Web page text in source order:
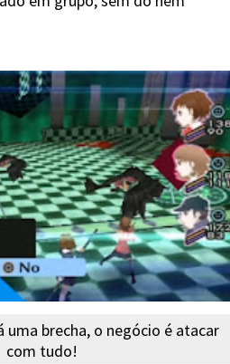
uma brecha, o negócio é atacar
com tudo!